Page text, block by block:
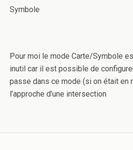
Symbole
Pour moi le mode Carte/Symbole
inutil car il est possible de
passe dans ce mode (si on était en
l’approche d’une intersection